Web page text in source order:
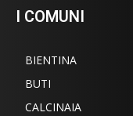
I COMUNI
BIENTINA
BUTI
CALCINAIA